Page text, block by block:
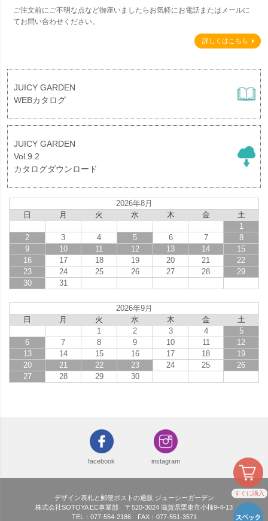
すぐに購入
ご注文前にご不明な点など御座いましたらお気軽にお電話またはメールに
てお問い合わせください。
詳しくはこちら
JUICY GARDEN
WEBカタログ
JUICY GARDEN
Vol.9.2
カタログダウンロード
2026年8月
日
月 火 水 木 金
土
1
2
3 4 5 6 7
8
9
10 11 12 13 14
15
16
17 18 19 20 21
22
23
24 25 26 27 28
29
30
31
2026年9月
日
月 火 水 木 金
土
1
2 3 4
5
6
7 8 9 10 11
12
13
14 15 16 17 18
19
20
21 22 23 24 25
26
27
28 29 30
facebook instagram
デザイン表札と郵便ポストの通販 ジューシーガーデン
株式会社SOTOYA EC事業部 〒520-3024 滋賀県栗東市小柿9-4-13
TEL：077-554-2186 FAX：077-551-3571